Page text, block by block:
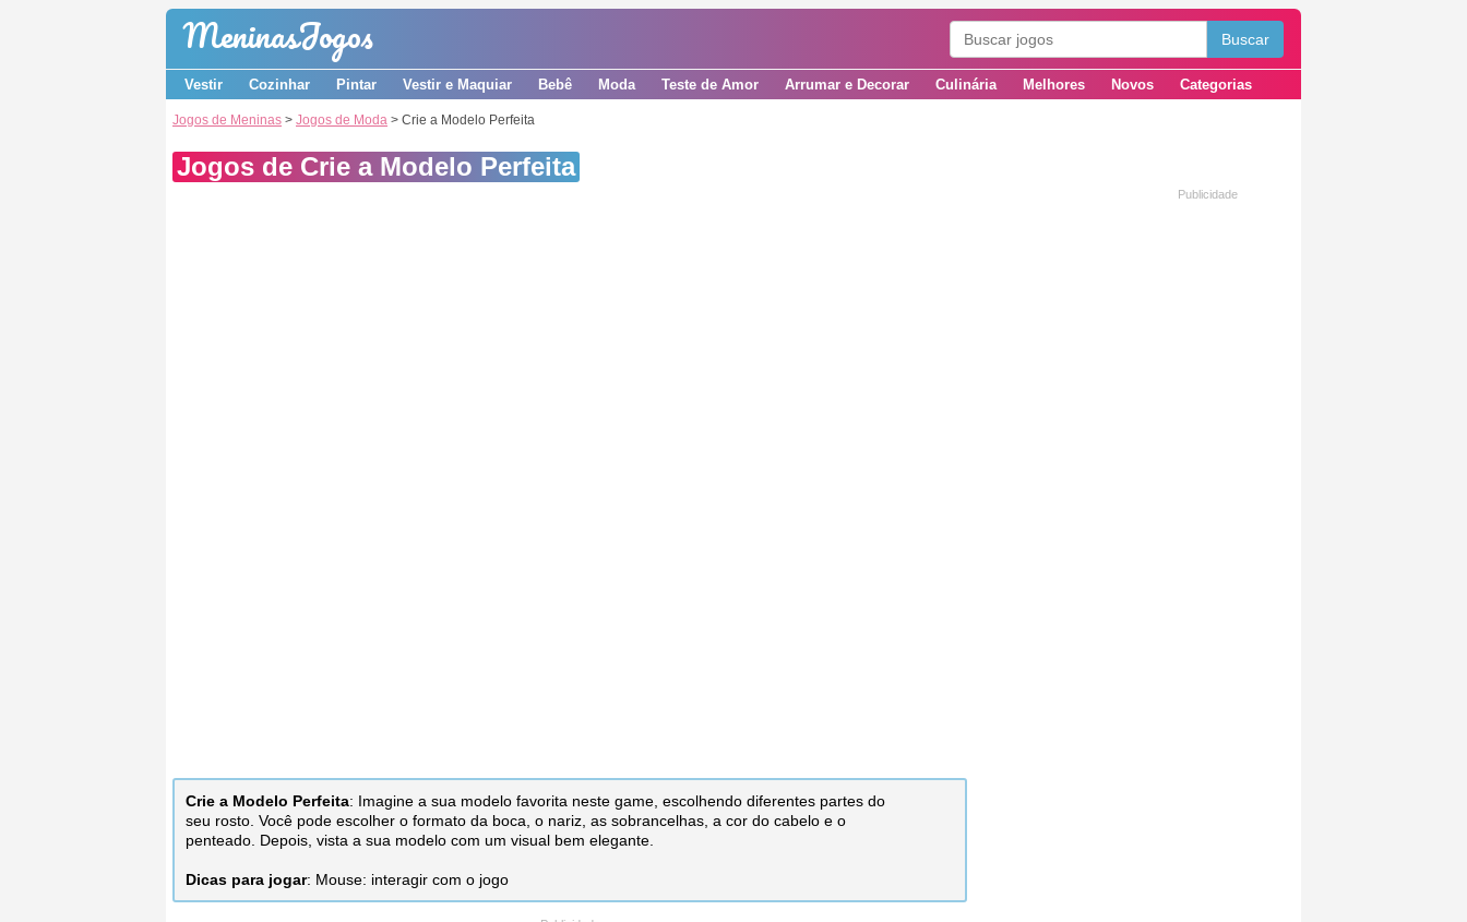
MeninasJogos
Vestir Cozinhar Pintar Vestir e Maquiar Bebê Moda Teste de Amor Arrumar e Decorar Culinária Melhores Novos Categorias
Jogos de Meninas > Jogos de Moda > Crie a Modelo Perfeita
Jogos de Crie a Modelo Perfeita
Crie a Modelo Perfeita: Imagine a sua modelo favorita neste game, escolhendo diferentes partes do
seu rosto. Você pode escolher o formato da boca, o nariz, as sobrancelhas, a cor do cabelo e o
penteado. Depois, vista a sua modelo com um visual bem elegante.
Dicas para jogar: Mouse: interagir com o jogo